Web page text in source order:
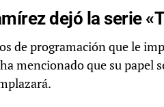
dejó la serie
de programación que le
mencionado que su papel